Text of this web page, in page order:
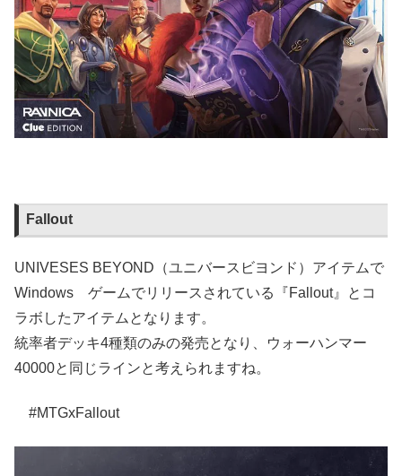
Fallout
UNIVESES BEYOND（ユニバースビヨンド）アイテムで
Windows ゲームでリリースされている『Fallout』とコ
ラボしたアイテムとなります。
統率者デッキ4種類のみの発売となり、ウォーハンマー
40000と同じラインと考えられますね。
#MTGxFallout